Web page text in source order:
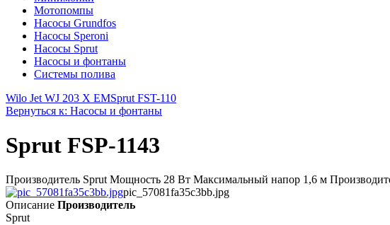
Мотопомпы
Насосы Grundfos
Насосы Speroni
Насосы Sprut
Насосы и фонтаны
Системы полива
Wilo Jet WJ 203 X EMSprut FST-110
Вернуться к: Насосы и фонтаны
Sprut FSP-1143
Производитель Sprut Мощность 28 Вт Максимальный напор 1,6 м
pic_57081fa35c3bb.jpg
Описание Производитель
Sprut